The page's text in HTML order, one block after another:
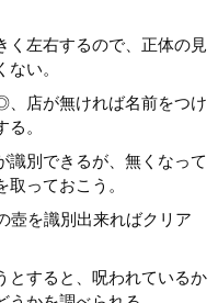
く左右するので、正体の見
い。
店が無ければ名前をつけ
。
識別できるが、無くなって
っておこう。
壺を識別出来ればクリア
とすると、呪われているか